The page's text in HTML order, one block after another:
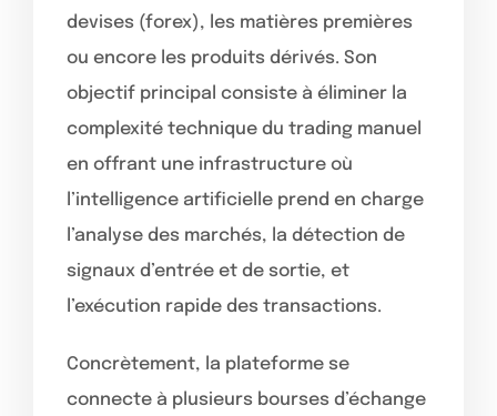
devises (forex), les matières premières
ou encore les produits dérivés. Son
objectif principal consiste à éliminer la
complexité technique du trading manuel
en offrant une infrastructure où
l’intelligence artificielle prend en charge
l’analyse des marchés, la détection de
signaux d’entrée et de sortie, et
l’exécution rapide des transactions.
Concrètement, la plateforme se
connecte à plusieurs bourses d’échange